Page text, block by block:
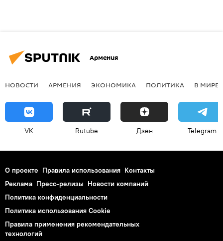
Армения
НОВОСТИ АРМЕНИЯ ЭКОНОМИКА ПОЛИТИКА В МИРЕ
VK Rutube Дзен Telegram
О проекте Правила использования Контакты
Реклама Пресс-релизы Новости компаний
Политика конфиденциальности
Политика использования Cookie
Правила применения рекомендательных
технологий